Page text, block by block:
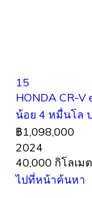
15
HONDA CR-V
น้อย 4 หมื่นโล
฿1,098,000
2024
40,000 กิโลเม
ไปที่หน้าค้นหา